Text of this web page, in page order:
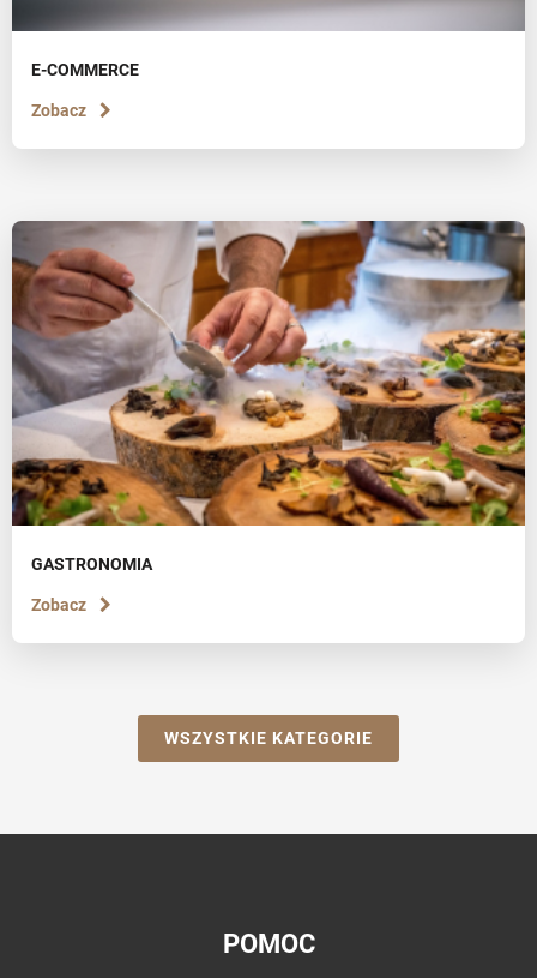
E-COMMERCE
Zobacz
GASTRONOMIA
Zobacz
WSZYSTKIE KATEGORIE
POMOC